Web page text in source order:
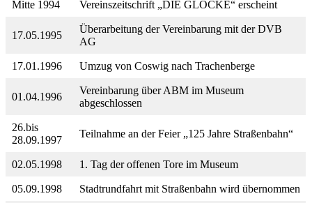
Mitte 1994 Vereinszeitschrift „DIE GLOCKE“ erscheint
17.05.1995
Überarbeitung der Vereinbarung mit der DVB
AG
17.01.1996 Umzug von Coswig nach Trachenberge
01.04.1996
Vereinbarung über ABM im Museum
abgeschlossen
26.bis
28.09.1997
Teilnahme an der Feier „125 Jahre Straßenbahn“
02.05.1998 1. Tag der offenen Tore im Museum
05.09.1998 Stadtrundfahrt mit Straßenbahn wird übernommen